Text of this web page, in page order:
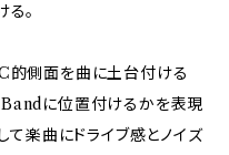
。
的側面を曲に土台付ける
に位置付けるかを表現
楽曲にドライブ感とノイズ